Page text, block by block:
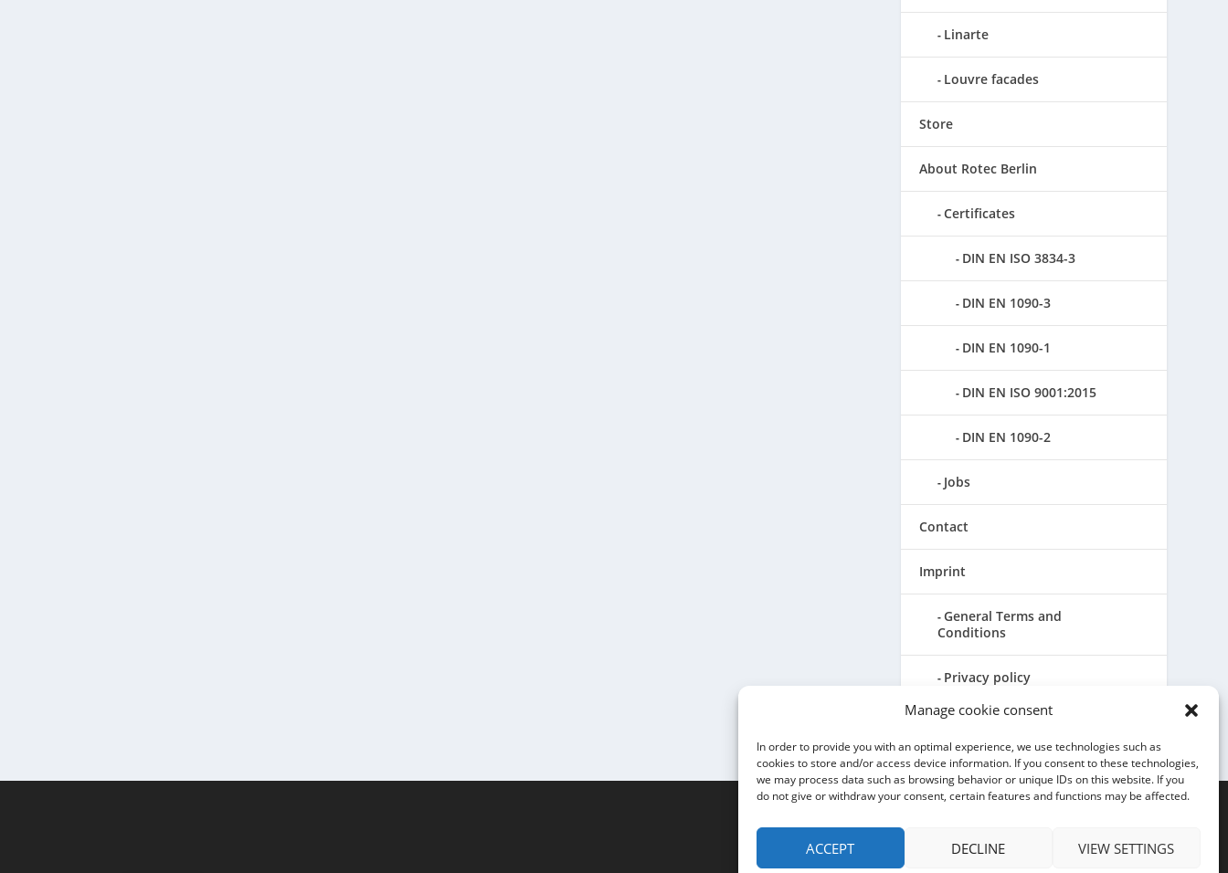
Manage cookie consent
In order to provide you with an optimal experience, we use technologies such as
cookies to store and/or access device information. If you consent to these technologies,
we may process data such as browsing behavior or unique IDs on this website. If you
do not give or withdraw your consent, certain features and functions may be affected.
ACCEPT DECLINE VIEW SETTINGS
Linarte
Louvre facades
Store
About Rotec Berlin
Certificates
DIN EN ISO 3834-3
DIN EN 1090-3
DIN EN 1090-1
DIN EN ISO 9001:2015
DIN EN 1090-2
Jobs
Contact
Imprint
General Terms and
Conditions
Privacy policy
Cookie Directive (EU)